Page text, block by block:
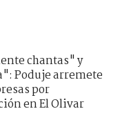
chantas" y
Poduje arremete
por
en El Olivar